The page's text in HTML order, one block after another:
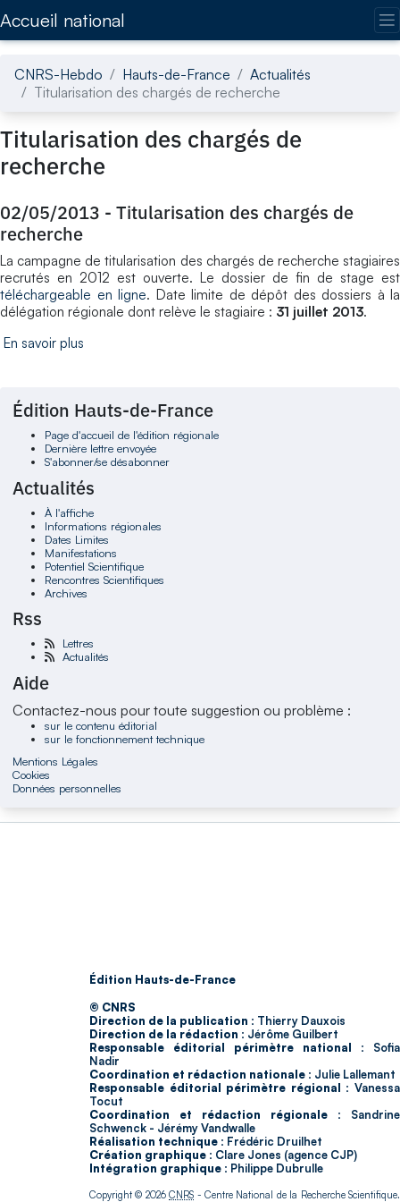
Accueil national
CNRS-Hebdo Hauts-de-France
Actualités
Titularisation des chargés de recherche
Titularisation des chargés de
recherche
02/05/2013 - Titularisation des chargés de
recherche
La campagne de titularisation des chargés de recherche stagiaires
recrutés en 2012 est ouverte. Le dossier de fin de stage est
téléchargeable en ligne. Date limite de dépôt des dossiers à la
délégation régionale dont relève le stagiaire : 31 juillet 2013.
En savoir plus
Édition Hauts-de-France
Page d'accueil de l'édition régionale
Dernière lettre envoyée
S'abonner/se désabonner
Actualités
À l'affiche
Informations régionales
Dates Limites
Manifestations
Potentiel Scientifique
Rencontres Scientifiques
Archives
Rss
Lettres
Actualités
Aide
Contactez-nous pour toute suggestion ou problème :
sur le contenu éditorial
sur le fonctionnement technique
Mentions Légales
Cookies
Données personnelles
Édition Hauts-de-France
© CNRS
Direction de la publication : Thierry Dauxois
Direction de la rédaction : Jérôme Guilbert
Responsable éditorial périmètre national : Sofia
Nadir
Coordination et rédaction nationale : Julie Lallemant
Responsable éditorial périmètre régional : Vanessa
Tocut
Coordination et rédaction régionale : Sandrine
Schwenck - Jérémy Vandwalle
Réalisation technique : Frédéric Druilhet
Création graphique : Clare Jones (agence CJP)
Intégration graphique : Philippe Dubrulle
Copyright © 2026CNRS - Centre National de la Recherche Scientifique.